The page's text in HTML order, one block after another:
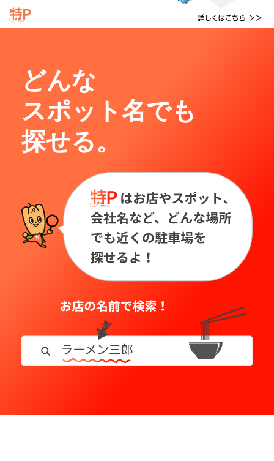
どんな
スポット名でも
探せる。